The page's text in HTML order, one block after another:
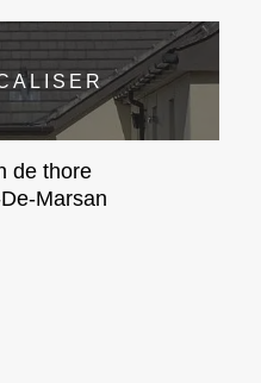
de thore
Marsan